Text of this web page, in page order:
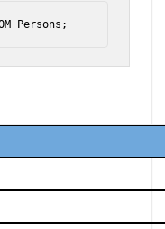
Persons;